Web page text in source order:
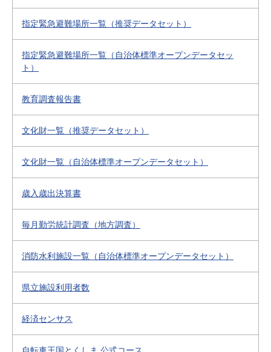
指定緊急避難場所一覧（推奨データセット）
指定緊急避難場所一覧（自治体標準オープンデータセッ
ト）
教育調査報告書
文化財一覧（推奨データセット）
文化財一覧（自治体標準オープンデータセット）
歳入歳出決算書
毎月勤労統計調査（地方調査）
消防水利施設一覧（自治体標準オープンデータセット）
県立施設利用者数
経済センサス